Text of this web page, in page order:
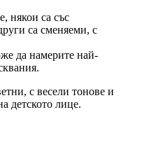
някои са със
са сменяеми, с
да намерите най-
с весели тонове и
детското лице.